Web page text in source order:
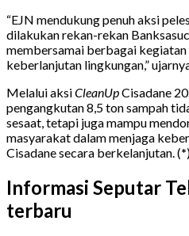
“EJN mendukung penuh aksi
dilakukan rekan-rekan
membersamai berbagai
keberlanjutan lingkungan,”
Melalui aksiCleanUpCisadane
pengangkutan 8,5 ton sampah
sesaat, tetapi juga mampu
masyarakat dalam menjaga
Cisadane secara berkelanjutan. (*
Informasi Seputar
terbaru